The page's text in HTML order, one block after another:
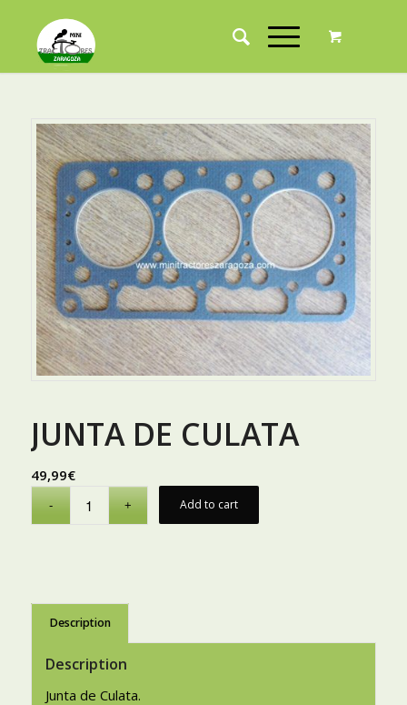
JUNTA DE CULATA
49,99€
Add to cart
Description
Description
Junta de Culata.